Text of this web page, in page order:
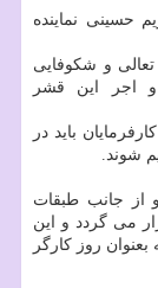
حسینی نماینده
و شکوفایی
و اجر این قشر
باید در
شوند.
از جانب طبقات
می گردد و این
است که بعنوان روز کارگر